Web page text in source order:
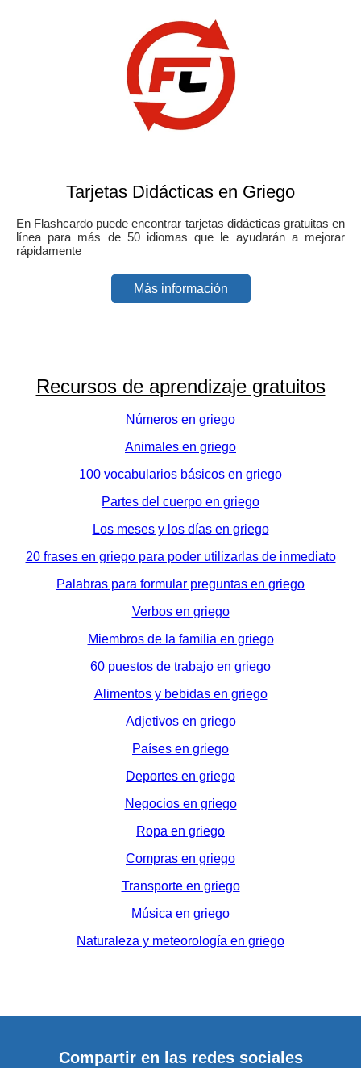
Tarjetas Didácticas en Griego
En Flashcardo puede encontrar tarjetas didácticas gratuitas en
línea para más de 50 idiomas que le ayudarán a mejorar
rápidamente
Más información
Recursos de aprendizaje gratuitos
Números en griego
Animales en griego
100 vocabularios básicos en griego
Partes del cuerpo en griego
Los meses y los días en griego
20 frases en griego para poder utilizarlas de inmediato
Palabras para formular preguntas en griego
Verbos en griego
Miembros de la familia en griego
60 puestos de trabajo en griego
Alimentos y bebidas en griego
Adjetivos en griego
Países en griego
Deportes en griego
Negocios en griego
Ropa en griego
Compras en griego
Transporte en griego
Música en griego
Naturaleza y meteorología en griego
Compartir en las redes sociales